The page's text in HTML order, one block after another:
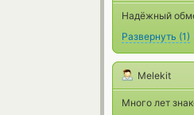
Надёжный
Развернуть (1)
Melekit
Много лет